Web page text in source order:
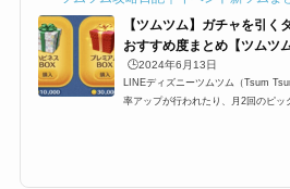
【ツムツム】ガチャを引く
おすすめ度まとめ【ツムツ
🕒️2024年6月13日
LINEディズニーツムツム（Tsum
率アップが行われたり、月2回のピ